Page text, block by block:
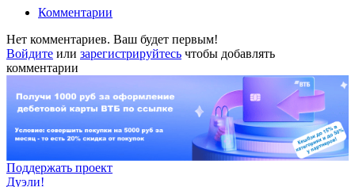
Комментарии
Нет комментариев. Ваш будет первым!
Войдите или зарегистрируйтесь чтобы добавлять
комментарии
Поддержать проект
Дуэли!